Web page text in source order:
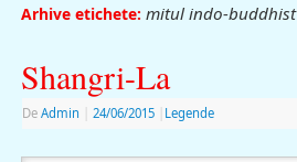
Arhive etichete: mitul indo-buddhist
Shangri-La
De Admin 24/06/2015 Legende